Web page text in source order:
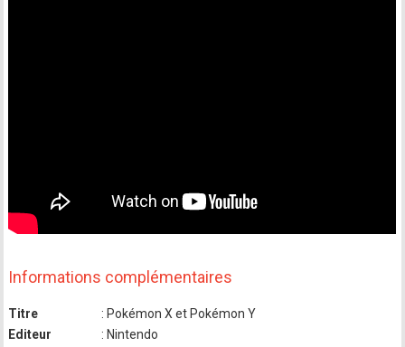
Informations complémentaires
Titre
: Pokémon X et Pokémon Y
Editeur
: Nintendo